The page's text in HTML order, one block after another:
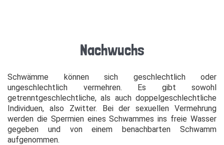
Nachwuchs
Schwämme können sich geschlechtlich oder
ungeschlechtlich vermehren. Es gibt sowohl
getrenntgeschlechtliche, als auch doppelgeschlechtliche
Individuen, also Zwitter. Bei der sexuellen Vermehrung
werden die Spermien eines Schwammes ins freie Wasser
gegeben und von einem benachbarten Schwamm
aufgenommen.